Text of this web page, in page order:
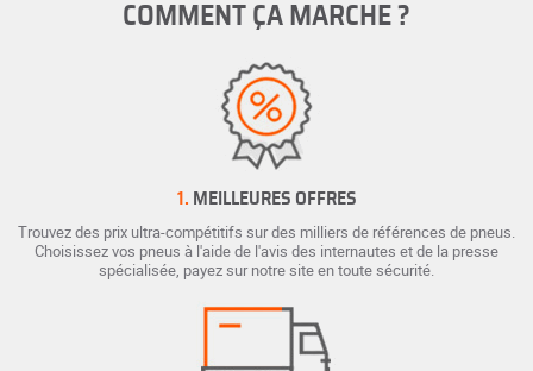
COMMENT ÇA MARCHE ?
1. MEILLEURES OFFRES
Trouvez des prix ultra-compétitifs sur des milliers de références de pneus.
Choisissez vos pneus à l'aide de l'avis des internautes et de la presse
spécialisée, payez sur notre site en toute sécurité.